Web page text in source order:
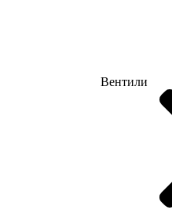
Вентили